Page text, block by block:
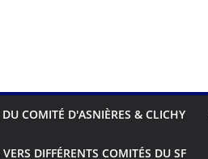
COMITÉ D'ASNIÈRES & CLICHY
DIFFÉRENTS COMITÉS DU SF